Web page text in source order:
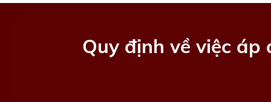
Quy định về việc